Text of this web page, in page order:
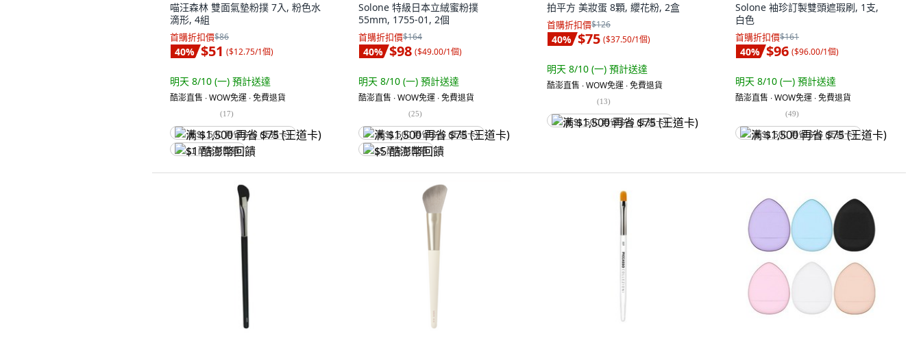
喵汪森林 雙面氣墊粉撲 7入, 粉色水
滴形, 4組
首購折扣價$86
40% $51 ($12.75/1個)
明天 8/10 (一) 預計送達
酷澎直售 ∙ WOW免運 ∙ 免費退貨
(17)
满 $1,500 再省 $75 (王道卡)
$1 酷澎幣回饋
Solone 特級日本立絨蜜粉撲
55mm, 1755-01, 2個
首購折扣價$164
40% $98 ($49.00/1個)
明天 8/10 (一) 預計送達
酷澎直售 ∙ WOW免運 ∙ 免費退貨
(25)
满 $1,500 再省 $75 (王道卡)
$5 酷澎幣回饋
拍平方 美妝蛋 8顆, 纓花粉, 2盒
首購折扣價$126
40% $75 ($37.50/1個)
明天 8/10 (一) 預計送達
酷澎直售 ∙ WOW免運 ∙ 免費退貨
(13)
满 $1,500 再省 $75 (王道卡)
Solone 袖珍訂製雙頭遮瑕刷, 1支,
白色
首購折扣價$161
40% $96 ($96.00/1個)
明天 8/10 (一) 預計送達
酷澎直售 ∙ WOW免運 ∙ 免費退貨
(49)
满 $1,500 再省 $75 (王道卡)